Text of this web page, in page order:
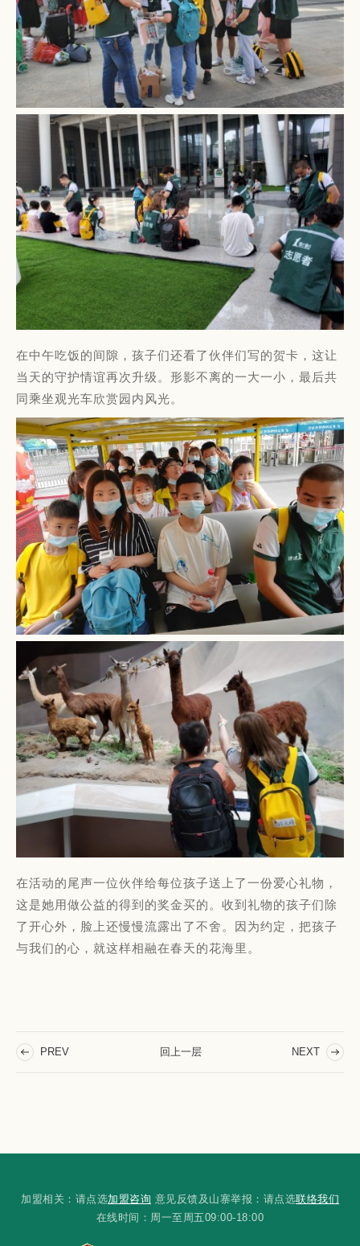
在中午吃饭的间隙，孩子们还看了伙伴们写的贺卡，这让
当天的守护情谊再次升级。形影不离的一大一小，最后共
同乘坐观光车欣赏园内风光。
在活动的尾声一位伙伴给每位孩子送上了一份爱心礼物，
这是她用做公益的得到的奖金买的。收到礼物的孩子们除
了开心外，脸上还慢慢流露出了不舍。因为约定，把孩子
与我们的心，就这样相融在春天的花海里。
PREV 回上一层 NEXT
加盟相关：请点选加盟咨询 意见反馈及山寨举报：请点选联络我们
在线时间：周一至周五09:00-18:00